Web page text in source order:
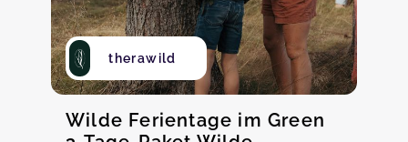
therawild
Wilde Ferientage im Green